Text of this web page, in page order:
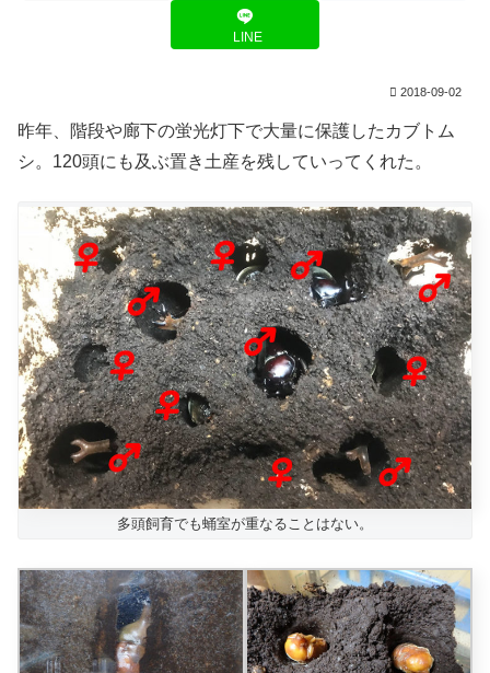
LINE
2018-09-02
昨年、階段や廊下の蛍光灯下で大量に保護したカブトム
シ。120頭にも及ぶ置き土産を残していってくれた。
多頭飼育でも蛹室が重なることはない。